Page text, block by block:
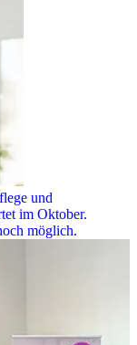
und
im Oktober.
möglich.